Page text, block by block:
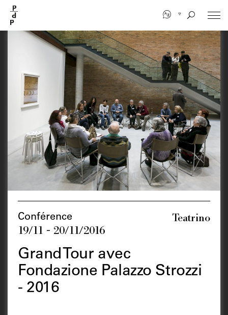
contenu
principal
Conférence
19/11 - 20/11/2016
Teatrino
Grand Tour avec
Fondazione Palazzo Strozzi
- 2016